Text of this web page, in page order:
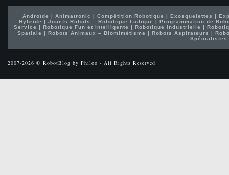
Androïde | Animatronic | Compétition Robotique | Exosquelettes |
Hybride |Jouets Robots – Robotique Ludique |Programmation de
Service | Robotique Fun et Intelligente | Robotique Industrielle |
Spatiale | Robots Animaux – Biomimétisme | Robots Aspirateurs |
Spécialistes
2007-2026 © RobotBlog by Philoo - All Rights Reserved